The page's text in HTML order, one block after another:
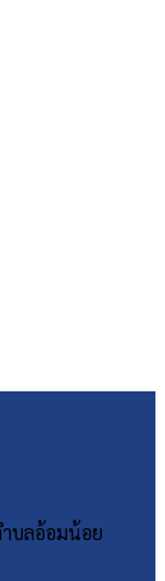
บลอ้อมน้อย